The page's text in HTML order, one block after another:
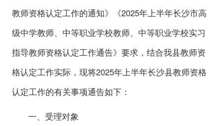
教师资格认定工作的通知》《2025年上半年长沙市高
级中学教师、中等职业学校教师、中等职业学校实习
指导教师资格认定工作通告》要求，结合我县教师资
格认定工作实际，现将2025年上半年长沙县教师资格
认定工作的有关事项通告如下：
一、受理对象